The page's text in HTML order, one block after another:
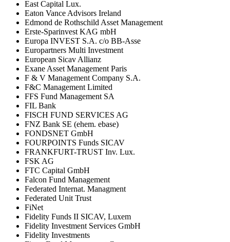
East Capital Lux.
Eaton Vance Advisors Ireland
Edmond de Rothschild Asset Management
Erste-Sparinvest KAG mbH
Europa INVEST S.A. c/o BB-Asse
Europartners Multi Investment
European Sicav Allianz
Exane Asset Management Paris
F & V Management Company S.A.
F&C Management Limited
FFS Fund Management SA
FIL Bank
FISCH FUND SERVICES AG
FNZ Bank SE (ehem. ebase)
FONDSNET GmbH
FOURPOINTS Funds SICAV
FRANKFURT-TRUST Inv. Lux.
FSK AG
FTC Capital GmbH
Falcon Fund Management
Federated Internat. Managment
Federated Unit Trust
FiNet
Fidelity Funds II SICAV, Luxem
Fidelity Investment Services GmbH
Fidelity Investments